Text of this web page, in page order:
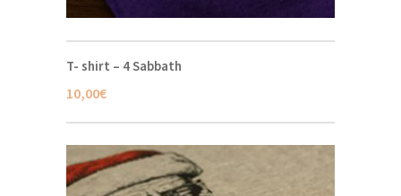
T- shirt – 4 Sabbath
10,00€